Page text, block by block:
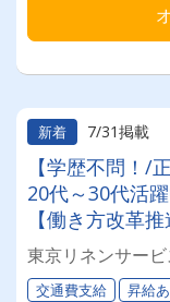
新着 7/31掲載
【学歴不問！/
20代～30代活
【働き方改革
リ(条件あり)☆
定事業で、社会
東京リネンサー
交通費支給 昇給